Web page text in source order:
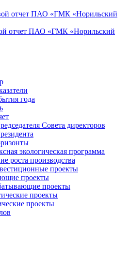
отчет ПАО «ГМК «Норильский
отчет ПАО «ГМК «Норильский
года
Совета директоров
экологическая программа
роста производства
проекты
проекты
проекты
проекты
проекты